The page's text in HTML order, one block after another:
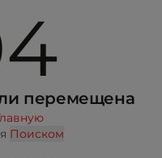
перемещена
Поиском